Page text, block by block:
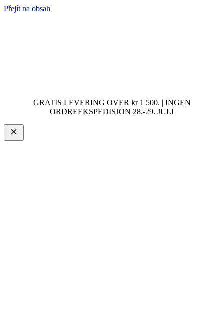
Přejít na obsah
GRATIS LEVERING OVER kr 1 500. | INGEN
ORDREEKSPEDISJON 28.-29. JULI